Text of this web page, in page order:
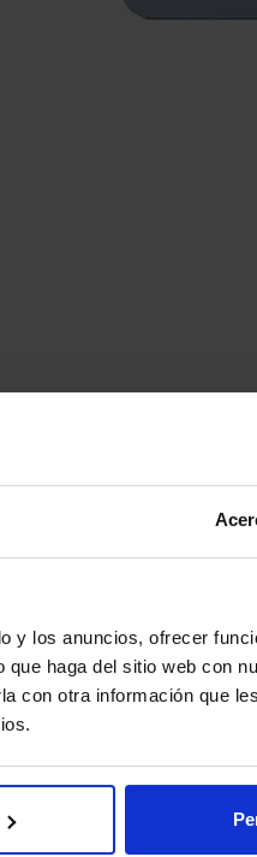
y los anuncios, ofrecer
haga del sitio web con
con otra información que